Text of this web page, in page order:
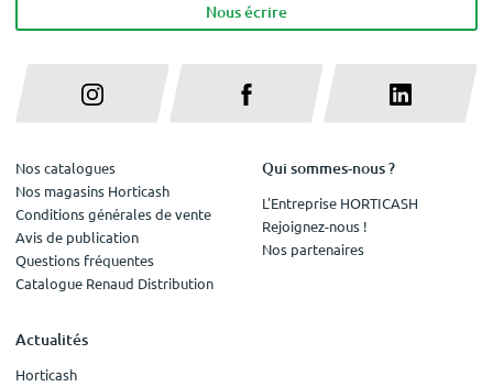
Nous écrire
Nos catalogues
Nos magasins Horticash
Conditions générales de vente
Avis de publication
Questions fréquentes
Catalogue Renaud Distribution
Qui sommes-nous ?
L'Entreprise HORTICASH
Rejoignez-nous !
Nos partenaires
Actualités
Horticash